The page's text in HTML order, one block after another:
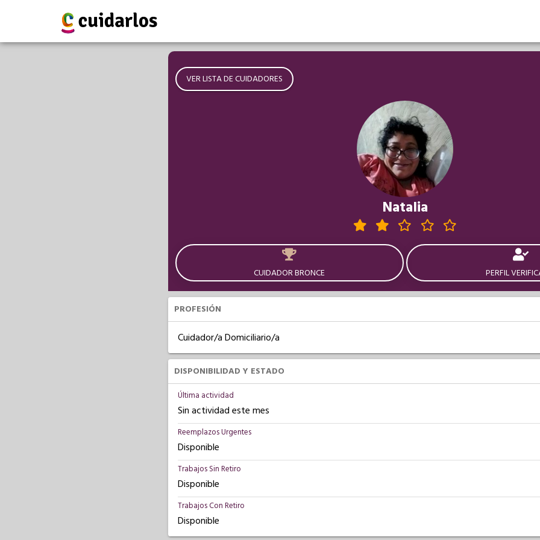
VER LISTA DE CUIDADORES
Natalia
CUIDADOR BRONCE PERFIL
PROFESIÓN
Cuidador/a Domiciliario/a
DISPONIBILIDAD Y ESTADO
Última actividad
Sin actividad este mes
Reemplazos Urgentes
Disponible
Trabajos Sin Retiro
Disponible
Trabajos Con Retiro
Disponible